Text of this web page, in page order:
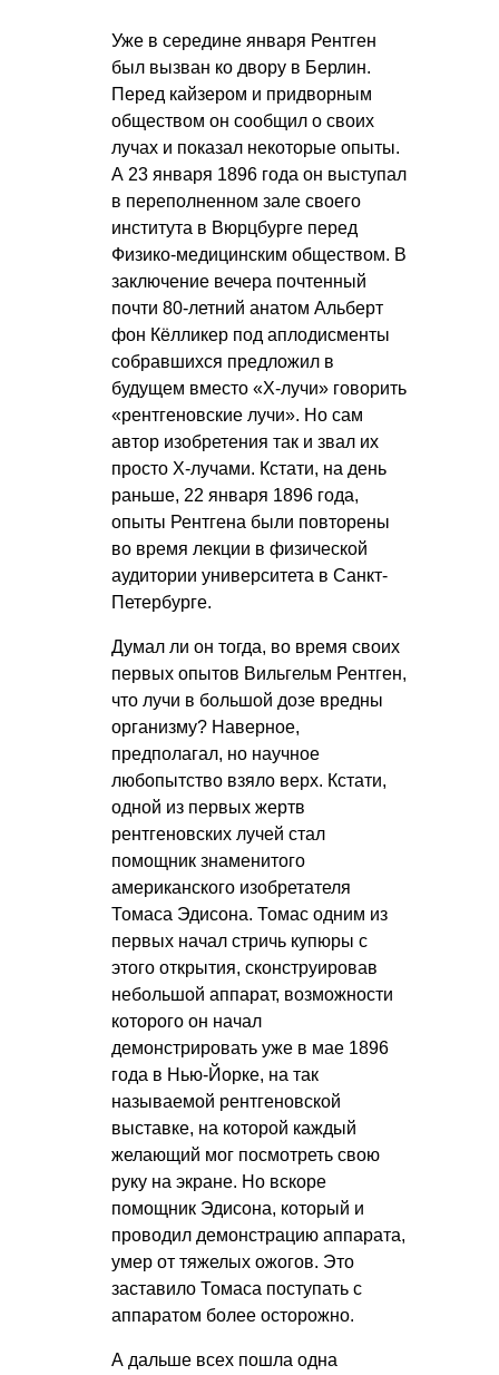
Уже в середине января Рентген
был вызван ко двору в Берлин.
Перед кайзером и придворным
обществом он сообщил о своих
лучах и показал некоторые опыты.
А 23 января 1896 года он выступал
в переполненном зале своего
института в Вюрцбурге перед
Физико-медицинским обществом. В
заключение вечера почтенный
почти 80-летний анатом Альберт
фон Кёлликер под аплодисменты
собравшихся предложил в
будущем вместо «Х-лучи» говорить
«рентгеновские лучи». Но сам
автор изобретения так и звал их
просто Х-лучами. Кстати, на день
раньше, 22 января 1896 года,
опыты Рентгена были повторены
во время лекции в физической
аудитории университета в Санкт-
Петербурге.
Думал ли он тогда, во время своих
первых опытов Вильгельм Рентген,
что лучи в большой дозе вредны
организму? Наверное,
предполагал, но научное
любопытство взяло верх. Кстати,
одной из первых жертв
рентгеновских лучей стал
помощник знаменитого
американского изобретателя
Томаса Эдисона. Томас одним из
первых начал стричь купюры с
этого открытия, сконструировав
небольшой аппарат, возможности
которого он начал
демонстрировать уже в мае 1896
года в Нью-Йорке, на так
называемой рентгеновской
выставке, на которой каждый
желающий мог посмотреть свою
руку на экране. Но вскоре
помощник Эдисона, который и
проводил демонстрацию аппарата,
умер от тяжелых ожогов. Это
заставило Томаса поступать с
аппаратом более осторожно.
А дальше всех пошла одна